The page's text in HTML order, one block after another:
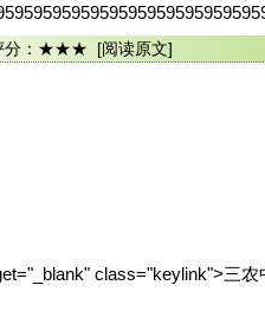
分：★★★ [阅读原文]
class="keylink">三农